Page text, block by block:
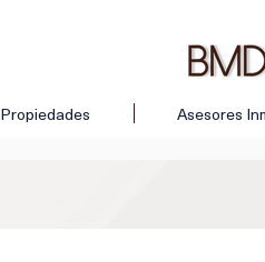
Propiedades Asesores